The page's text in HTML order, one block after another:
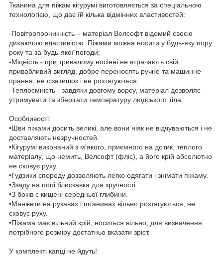
Тканина для піжам кігурумі виготовляється за спеціальною
технологією, що дає їй кілька відмінних властивостей:
-Повітропроникність – матеріал Велсофт відомий своєю
дихаючою властивістю. Піжами можна носити у будь-яку пору
року та за будь-якої погоди;
-Міцність - при тривалому носінні не втрачають свій
привабливий вигляд, добре переносять ручне та машинне
прання, не сізатишок і не розтягуються;
-Теплоємність - завдяки довгому ворсу, матеріал дозволяє
утримувати та зберігати температуру людського тіла.
Особливості:
•Шви піжами досить великі, але вони ніяк не відчуваються і не
доставляють незручностей.
•Кігурумі виконаний з м'якого, приємного на дотик, теплого
матеріалу, що немить, Велсофт (фліс), а його крій абсолютно
не сковує руху.
•Гудзики спереду дозволяють легко одягати і знімати піжаму.
•Ззаду на попі блискавка для зручності.
•З боків є кишені середньої глибини.
•Манжети на рукавах і штанинах вільно розтягуються, не
сковує руху.
•Піжама має вільний крій, носиться вільно, для визначення
потрібного розміру достатньо вказати зріст.
У комплекті капці не йдуть!